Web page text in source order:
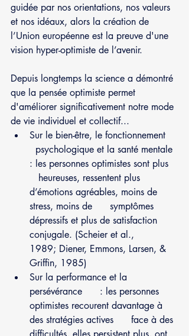
guidée par nos orientations, nos valeurs
et nos idéaux, alors la création de
l’Union européenne est la preuve d'une
vision hyper-optimiste de l’avenir.
Depuis longtemps la science a démontré
que la pensée optimiste permet
d'améliorer significativement notre mode
de vie individuel et collectif...
Sur le bien-être, le fonctionnement
  psychologique et la santé mentale
: les personnes optimistes sont plus
   heureuses, ressentent plus
d’émotions agréables, moins de
stress, moins de      symptômes
dépressifs et plus de satisfaction
conjugale. (Scheier et al.,
1989; Diener, Emmons, Larsen, &
Griffin, 1985)
Sur la performance et la
persévérance      : les personnes
optimistes recourent davantage à
des stratégies actives      face à des